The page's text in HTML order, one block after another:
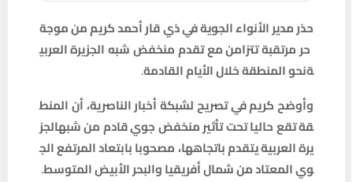
حذر مدير الأنواء الجويةفيذيقارأحمد كريم من موجة
حر مرتقبةتتزامن معتقدم منخفض شبه الجزيرة العربي
ةنحو المنطقة خلال الأيام القادمة.
وأوضح كريمفيتصريح لشبكة أخبار الناصرية، أن المنط
قةتقع حالياتحتتأثير منخفض جويقادم من شبهالجز
يرة العربيةيتقدمباتجاهها، مصحوبا بابتعاد المرتفع الج
وي المعتاد من شمال أفريقيا والبحر الأبيض المتوسط.